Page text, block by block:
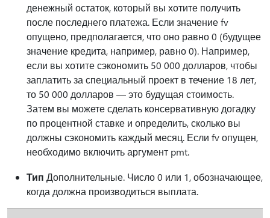
денежный остаток, который вы хотите получить
после последнего платежа. Если значение fv
опущено, предполагается, что оно равно 0 (будущее
значение кредита, например, равно 0). Например,
если вы хотите сэкономить 50 000 долларов, чтобы
заплатить за специальный проект в течение 18 лет,
то 50 000 долларов — это будущая стоимость.
Затем вы можете сделать консервативную догадку
по процентной ставке и определить, сколько вы
должны сэкономить каждый месяц. Если fv опущен,
необходимо включить аргумент pmt.
Тип Дополнительные. Число 0 или 1, обозначающее,
когда должна производиться выплата.